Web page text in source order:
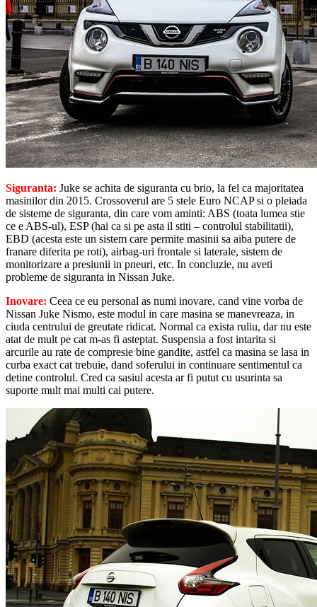
Siguranta: Juke se achita de siguranta cu brio, la fel ca majoritatea
masinilor din 2015. Crossoverul are 5 stele Euro NCAP si o pleiada
de sisteme de siguranta, din care vom aminti: ABS (toata lumea stie
ce e ABS-ul), ESP (hai ca si pe asta il stiti – controlul stabilitatii),
EBD (acesta este un sistem care permite masinii sa aiba putere de
franare diferita pe roti), airbag-uri frontale si laterale, sistem de
monitorizare a presiunii in pneuri, etc. In concluzie, nu aveti
probleme de siguranta in Nissan Juke.
Inovare: Ceea ce eu personal as numi inovare, cand vine vorba de
Nissan Juke Nismo, este modul in care masina se manevreaza, in
ciuda centrului de greutate ridicat. Normal ca exista ruliu, dar nu este
atat de mult pe cat m-as fi asteptat. Suspensia a fost intarita si
arcurile au rate de compresie bine gandite, astfel ca masina se lasa in
curba exact cat trebuie, dand soferului in continuare sentimentul ca
detine controlul. Cred ca sasiul acesta ar fi putut cu usurinta sa
suporte mult mai multi cai putere.